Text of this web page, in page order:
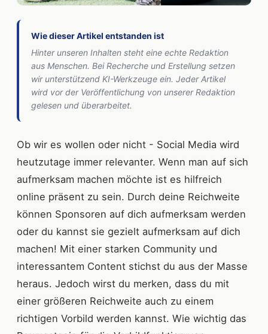
Wie dieser Artikel entstanden ist
Hinter unseren Inhalten steht eine echte Redaktion
aus Menschen. Bei Recherche und Erstellung setzen
wir unterstützend KI-Werkzeuge ein. Jeder Artikel
wird vor der Veröffentlichung von unserer Redaktion
gelesen und überarbeitet.
Ob wir es wollen oder nicht - Social Media wird
heutzutage immer relevanter. Wenn man auf sich
aufmerksam machen möchte ist es hilfreich
online präsent zu sein. Durch deine Reichweite
können Sponsoren auf dich aufmerksam werden
oder du kannst sie gezielt aufmerksam auf dich
machen! Mit einer starken Community und
interessantem Content stichst du aus der Masse
heraus. Jedoch wirst du merken, dass du mit
einer größeren Reichweite auch zu einem
richtigen Vorbild werden kannst. Wie wichtig das